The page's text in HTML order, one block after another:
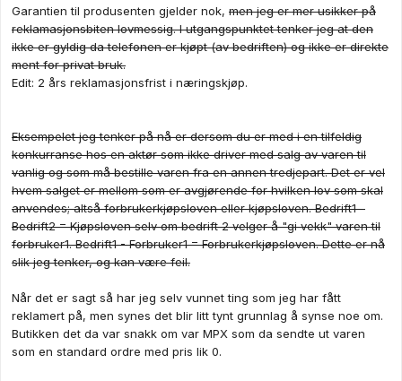
Garantien til produsenten gjelder nok, men jeg er mer usikker på
reklamasjonsbiten lovmessig. I utgangspunktet tenker jeg at den
ikke er gyldig da telefonen er kjøpt (av bedriften) og ikke er direkte
ment for privat bruk.
Edit: 2 års reklamasjonsfrist i næringskjøp.
Eksempelet jeg tenker på nå er dersom du er med i en tilfeldig
konkurranse hos en aktør som ikke driver med salg av varen til
vanlig og som må bestille varen fra en annen tredjepart. Det er vel
hvem salget er mellom som er avgjørende for hvilken lov som skal
anvendes; altså forbrukerkjøpsloven eller kjøpsloven. Bedrift1 -
Bedrift2 = Kjøpsloven selv om bedrift 2 velger å "gi vekk" varen til
forbruker1. Bedrift1 - Forbruker1 = Forbrukerkjøpsloven. Dette er nå
slik jeg tenker, og kan være feil.
Når det er sagt så har jeg selv vunnet ting som jeg har fått
reklamert på, men synes det blir litt tynt grunnlag å synse noe om.
Butikken det da var snakk om var MPX som da sendte ut varen
som en standard ordre med pris lik 0.